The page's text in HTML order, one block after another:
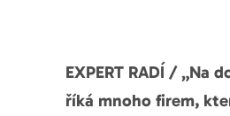
EXPERT RADÍ / „Na
říká mnoho firem,